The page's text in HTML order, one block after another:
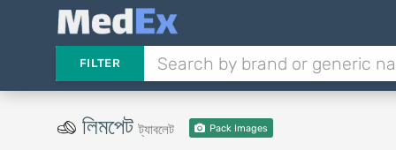
FILTER
লিমপেটট্যাবলেট Pack Images